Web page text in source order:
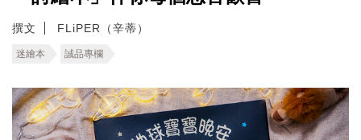
撰文 FLiPER（辛蒂）
迷繪本 誠品專欄